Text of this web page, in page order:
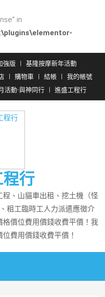
in
強版
基隆按摩新年活動
購物車 結帳
我的帳號
活動-與神同行 進盛工程行
行
、山貓車出租、挖土機（怪
粗工臨時工人力派遣應徵介
價位費用價錢收費平價！我
費用價錢收費平價！